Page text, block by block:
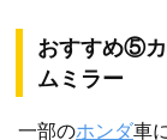
おすすめ⑤
ムミラー
一部のホンダ車